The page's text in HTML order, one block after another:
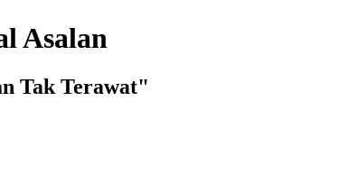
Asalan
Tak Terawat"